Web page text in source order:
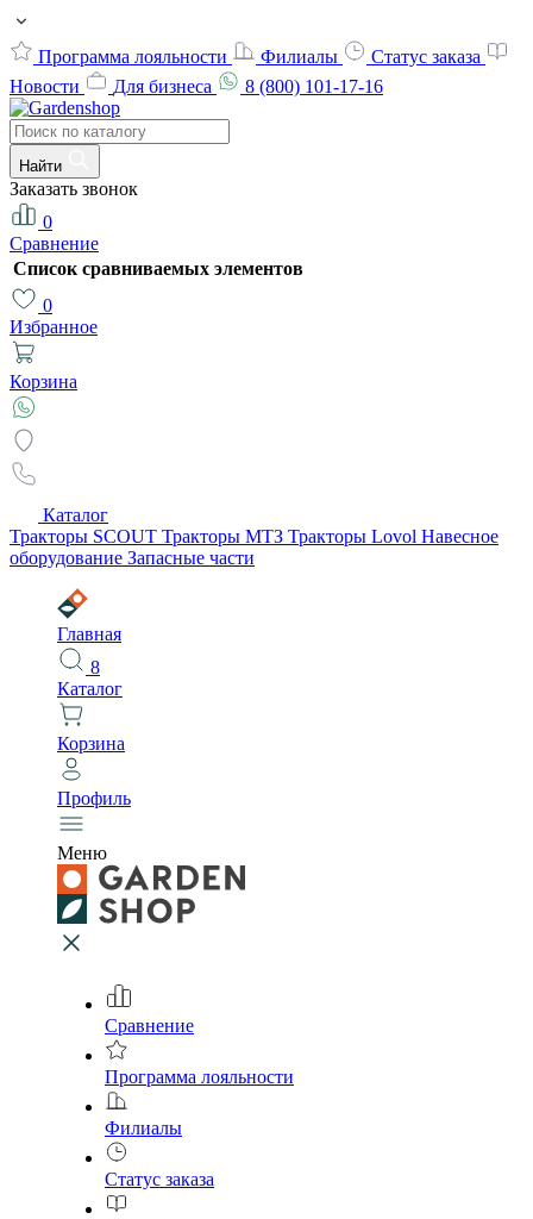
Программа лояльности Филиалы
Статус заказа
Новости
Для бизнеса 8 (800) 101-17-16
Найти
Заказать звонок
0
Сравнение
Список сравниваемых элементов
0
Избранное
Корзина
Каталог
Тракторы SCOUT Тракторы МТЗ Тракторы Lovol Навесное
оборудование Запасные части
Главная
8
Каталог
Корзина
Профиль
Меню
Сравнение
Программа лояльности
Филиалы
Статус заказа